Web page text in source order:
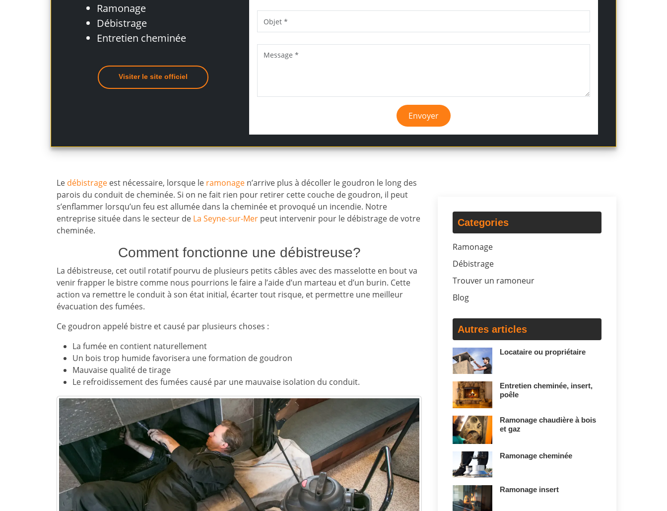
Ramonage
Débistrage
Entretien cheminée
Visiter le site officiel
Envoyer
Le débistrage est nécessaire, lorsque le ramonage n’arrive plus à décoller le goudron le long des
parois du conduit de cheminée. Si on ne fait rien pour retirer cette couche de goudron, il peut
s’enflammer lorsqu’un feu est allumée dans la cheminée et provoqué un incendie. Notre
entreprise située dans le secteur de La Seyne-sur-Mer peut intervenir pour le débistrage de votre
cheminée.
Comment fonctionne une débistreuse?
La débistreuse, cet outil rotatif pourvu de plusieurs petits câbles avec des masselotte en bout va
venir frapper le bistre comme nous pourrions le faire a l’aide d’un marteau et d’un burin. Cette
action va remettre le conduit à son état initial, écarter tout risque, et permettre une meilleur
évacuation des fumées.
Ce goudron appelé bistre et causé par plusieurs choses :
La fumée en contient naturellement
Un bois trop humide favorisera une formation de goudron
Mauvaise qualité de tirage
Le refroidissement des fumées causé par une mauvaise isolation du conduit.
Categories
Ramonage
Débistrage
Trouver un ramoneur
Blog
Autres articles
Locataire ou propriétaire
Entretien cheminée, insert,
poêle
Ramonage chaudière à bois
et gaz
Ramonage cheminée
Ramonage insert